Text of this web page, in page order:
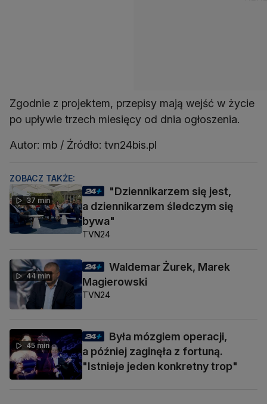
Zgodnie z projektem, przepisy mają wejść w życie
po upływie trzech miesięcy od dnia ogłoszenia.
Autor: mb / Źródło: tvn24bis.pl
ZOBACZ TAKŻE:
37 min
"Dziennikarzem się jest,
a dziennikarzem śledczym się
bywa"
TVN24
44 min
Waldemar Żurek, Marek
Magierowski
TVN24
45 min
Była mózgiem operacji,
a później zaginęła z fortuną.
"Istnieje jeden konkretny trop"